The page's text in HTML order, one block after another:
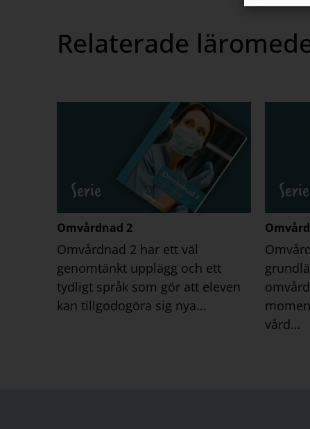
Relaterade
Serie
Omvårdnad 2
Omvårdnad 2 har ett väl
genomtänkt upplägg och ett
tydligt språk som gör att eleven
kan tillgodogöra sig nya…
Serie
vård…